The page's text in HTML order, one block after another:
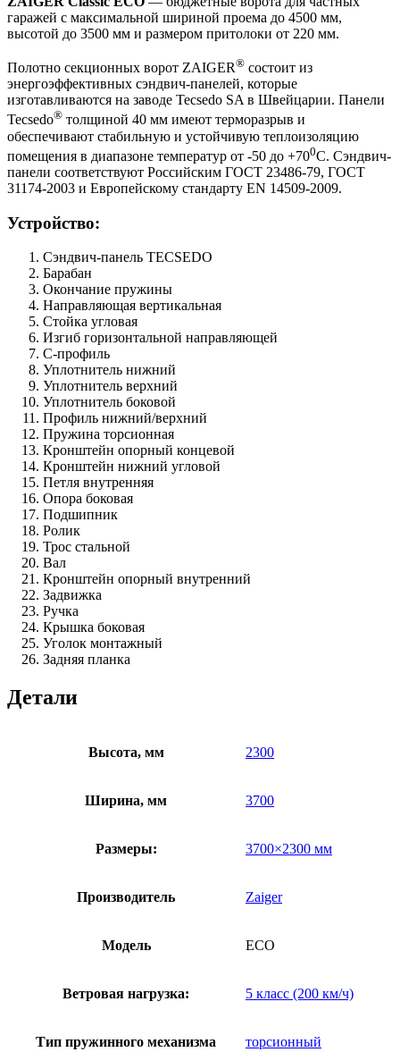
гаражей с максимальной шириной проема до 4500 мм,
высотой до 3500 мм и размером притолоки от 220 мм.
Полотно секционных ворот ZAIGER® состоит из
энергоэффективных сэндвич-панелей, которые
изготавливаются на заводе Tecsedo SA в Швейцарии. Панели
Tecsedo® толщиной 40 мм имеют терморазрыв и
обеспечивают стабильную и устойчивую теплоизоляцию
помещения в диапазоне температур от -50 до +700С. Сэндвич-
панели соответствуют Российским ГОСТ 23486-79, ГОСТ
31174-2003 и Европейскому стандарту EN 14509-2009.
Устройство:
Сэндвич-панель TECSEDO
Барабан
Окончание пружины
Направляющая вертикальная
Стойка угловая
Изгиб горизонтальной направляющей
С-профиль
Уплотнитель нижний
Уплотнитель верхний
Уплотнитель боковой
Профиль нижний/верхний
Пружина торсионная
Кронштейн опорный концевой
Кронштейн нижний угловой
Петля внутренняя
Опора боковая
Подшипник
Ролик
Трос стальной
Вал
Кронштейн опорный внутренний
Задвижка
Ручка
Крышка боковая
Уголок монтажный
Задняя планка
Детали
Высота, мм 2300
Ширина, мм 3700
Размеры: 3700×2300 мм
Производитель Zaiger
Модель ECO
Ветровая нагрузка: 5 класс (200 км/ч)
Тип пружинного механизма торсионный